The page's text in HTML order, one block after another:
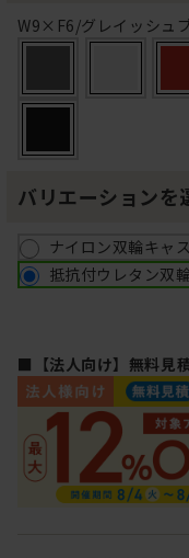
W9×F6/グレイッシュ
バリエーションを
ナイロン双輪キャ
抵抗付ウレタン双
■【法人向け】無料見